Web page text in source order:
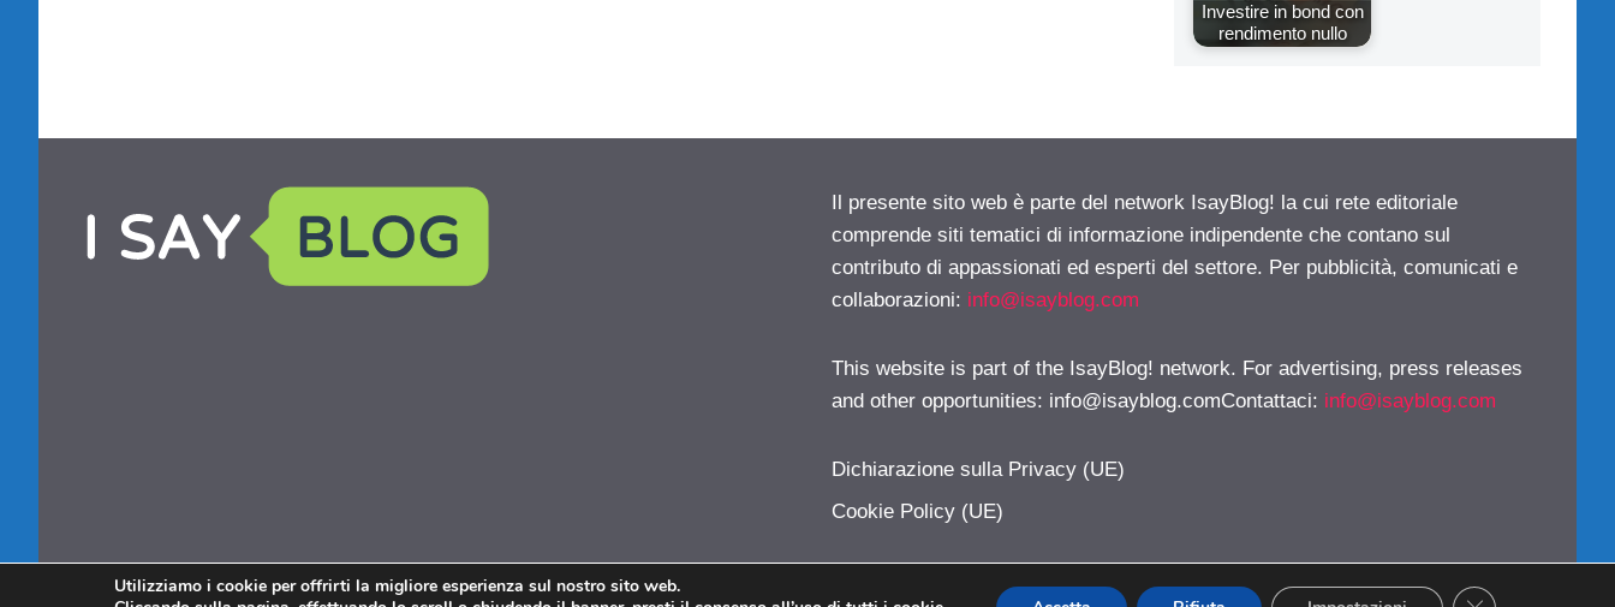
Investire in bond con
rendimento nullo
Il presente sito web è parte del network IsayBlog! la cui rete editoriale
comprende siti tematici di informazione indipendente che contano sul
contributo di appassionati ed esperti del settore. Per pubblicità, comunicati e
collaborazioni: info@isayblog.com
This website is part of the IsayBlog! network. For advertising, press releases
and other opportunities: info@isayblog.comContattaci: info@isayblog.com
Dichiarazione sulla Privacy (UE)
Cookie Policy (UE)
Utilizziamo i cookie per offrirti la migliore esperienza sul nostro sito web.
CLOSE GDPR